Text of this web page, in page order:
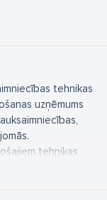
tehnikas
uzņēmums
tehnikas
personāla